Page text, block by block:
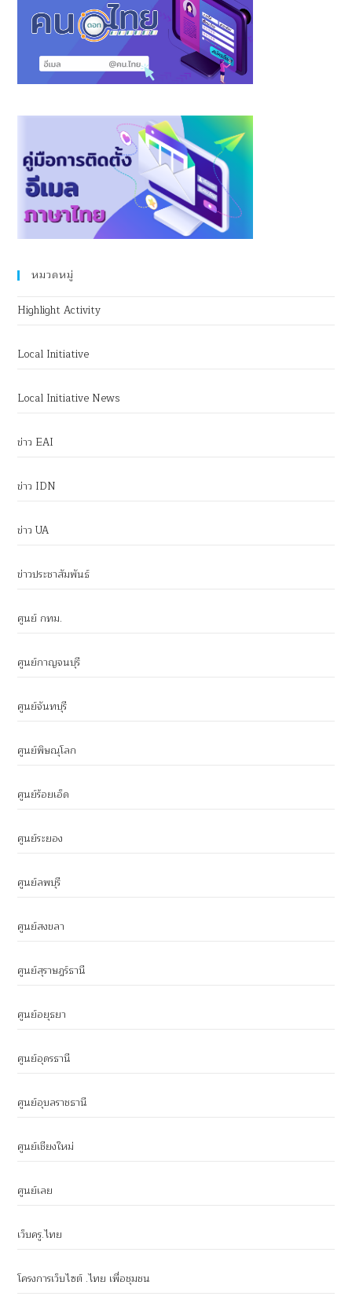
หมวดหมู่
Highlight Activity
Local Initiative
Local Initiative News
ข่าว EAI
ข่าว IDN
ข่าว UA
ข่าวประชาสัมพันธ์
ศูนย์ กทม.
ศูนย์กาญจนบุรี
ศูนย์จันทบุรี
ศูนย์พิษณุโลก
ศูนย์ร้อยเอ็ด
ศูนย์ระยอง
ศูนย์ลพบุรี
ศูนย์สงขลา
ศูนย์สุราษฎร์ธานี
ศูนย์อยุธยา
ศูนย์อุดรธานี
ศูนย์อุบลราชธานี
ศูนย์เชียงใหม่
ศูนย์เลย
เว็บครู.ไทย
โครงการเว็บไซต์ .ไทย เพื่อชุมชน